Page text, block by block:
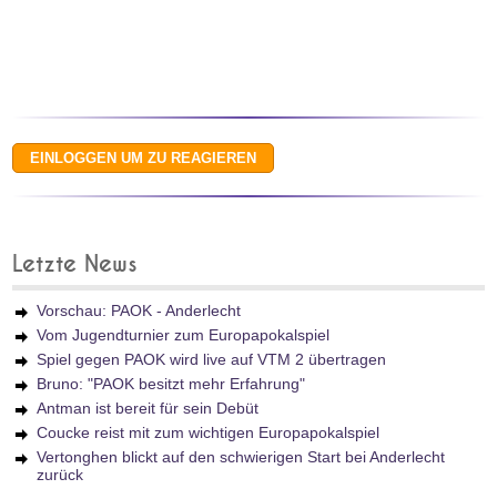
Letzte News
Vorschau: PAOK - Anderlecht
Vom Jugendturnier zum Europapokalspiel
Spiel gegen PAOK wird live auf VTM 2 übertragen
Bruno: "PAOK besitzt mehr Erfahrung"
Antman ist bereit für sein Debüt
Coucke reist mit zum wichtigen Europapokalspiel
Vertonghen blickt auf den schwierigen Start bei Anderlecht
zurück